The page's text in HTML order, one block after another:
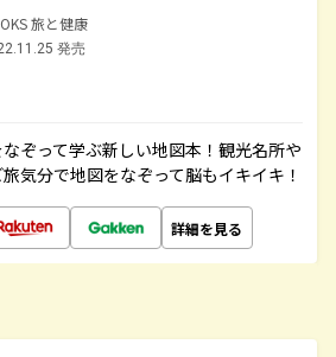
旅と健康
発売
ぞって学ぶ新しい地図本！観光名所や
気分で地図をなぞって脳もイキイキ！
詳細を見る